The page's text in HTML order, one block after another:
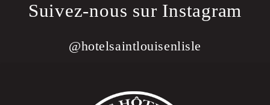
Suivez-nous sur Instagram
@hotelsaintlouisenlisle